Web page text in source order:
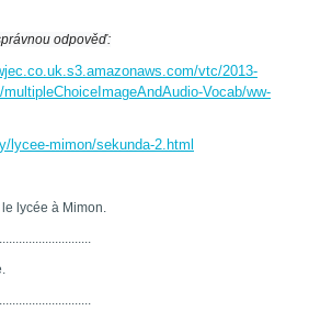
odpověď:
vtc/2013-
Vocab/ww-
lycee-mimon/sekunda-2.html
lycée à Mimon.